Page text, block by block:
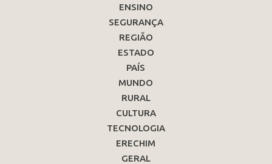
ENSINO
SEGURANÇA
REGIÃO
ESTADO
PAÍS
MUNDO
RURAL
CULTURA
TECNOLOGIA
ERECHIM
GERAL